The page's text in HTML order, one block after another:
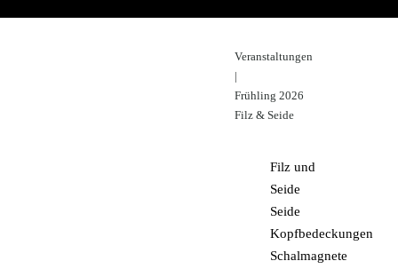
Veranstaltungen
|
Frühling 2026
Filz & Seide
Filz und
Seide
Seide
Kopfbedeckungen
Schalmagnete